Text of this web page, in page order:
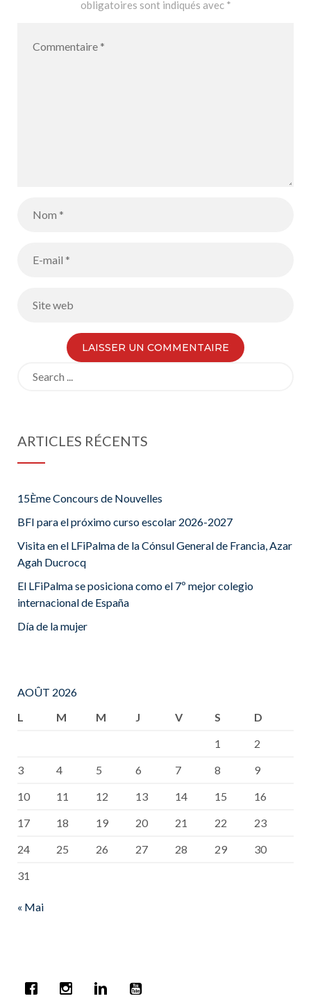
deseos del
obligatoires sont indiqués avec *
ARTICLES RÉCENTS
15Ème Concours de Nouvelles
BFI para el próximo curso escolar 2026-2027
Visita en el LFiPalma de la Cónsul General de Francia, Azar
Agah Ducrocq
El LFiPalma se posiciona como el 7º mejor colegio
internacional de España
Día de la mujer
AOÛT 2026
L
M M J V S
D
1
2
3
4 5 6 7 8
9
10
11 12 13 14 15
16
17
18 19 20 21 22
23
24
25 26 27 28 29
30
31
« Mai